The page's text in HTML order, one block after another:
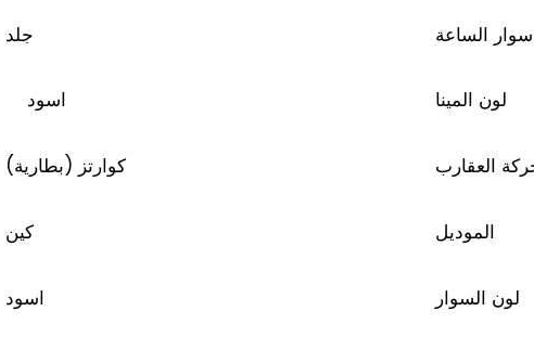
جلد الساعة
اسود لون المينا
كوارتز (بطارية) العقارب
كين الموديل
اسود لون السوار